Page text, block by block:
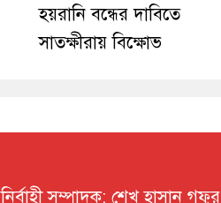
হয়রানি বন্ধের দাবিতে
সাতক্ষীরায় বিক্ষোভ
নির্বাহী সম্পাদক: শেখ হাসান গফুর